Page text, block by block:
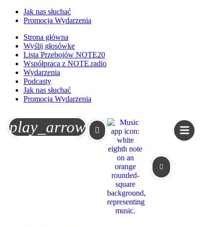
Jak nas słuchać
Promocja Wydarzenia
Strona główna
Wyślij głosówke
Lista Przebojów NOTE20
Współpraca z NOTE.radio
Wydarzenia
Podcasty
Jak nas słuchać
Promocja Wydarzenia
play_arrow